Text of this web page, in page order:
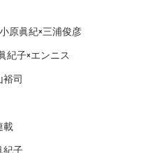
原眞紀×三浦俊彦
紀子×エンニス
裕司
載